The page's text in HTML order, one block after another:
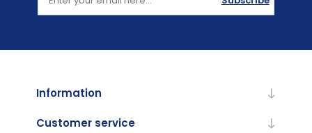
Information
Customer service